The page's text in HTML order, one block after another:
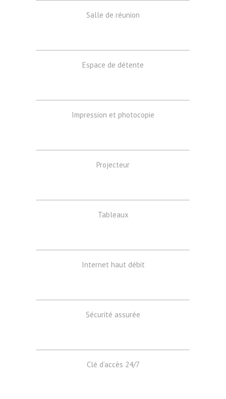
Salle de réunion
Espace de détente
Impression et photocopie
Projecteur
Tableaux
Internet haut débit
Sécurité assurée
Clé d’accès 24/7